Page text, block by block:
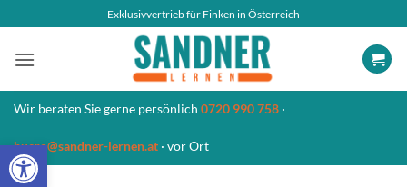
Open toolbar
Inhalt
springen
Exklusivvertrieb für Finken in Österreich
Wir beraten Sie gerne persönlich 0720 990 758 ·
buero@sandner-lernen.at · vor Ort